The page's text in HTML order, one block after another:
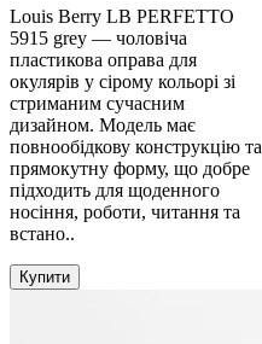
Louis Berry LB PERFETTO
5915 grey — чоловіча
пластикова оправа для
окулярів у сірому кольорі зі
стриманим сучасним
дизайном. Модель має
повнообідкову конструкцію та
прямокутну форму, що добре
підходить для щоденного
носіння, роботи, читання та
встано..
Купити